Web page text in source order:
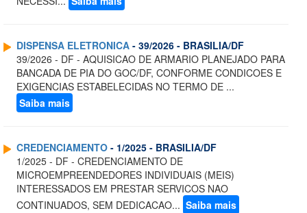
DISPENSA ELETRONICA - 39/2026 - BRASILIA/DF
39/2026 - DF - AQUISICAO DE ARMARIO PLANEJADO PARA
BANCADA DE PIA DO GOC/DF, CONFORME CONDICOES E
EXIGENCIAS ESTABELECIDAS NO TERMO DE ...
Saiba mais
CREDENCIAMENTO - 1/2025 - BRASILIA/DF
1/2025 - DF - CREDENCIAMENTO DE
MICROEMPREENDEDORES INDIVIDUAIS (MEIS)
INTERESSADOS EM PRESTAR SERVICOS NAO
CONTINUADOS, SEM DEDICACAO... Saiba mais